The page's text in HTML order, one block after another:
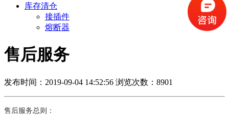
库存清仓
接插件
熔断器
售后服务
发布时间：2019-09-04 14:52:56 浏览次数：8901
售后服务总则：